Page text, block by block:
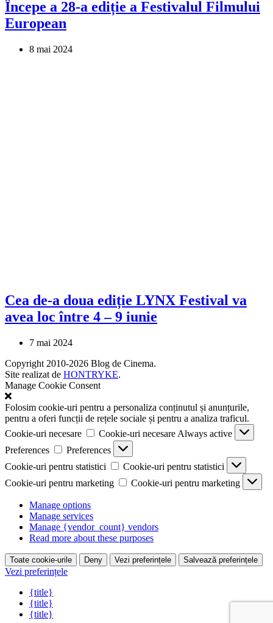
Începe a 28-a ediție a Festivalul Filmului
European
8 mai 2024
Cea de-a doua ediție LYNX Festival va
avea loc între 4 – 9 iunie
7 mai 2024
Copyright 2010-2026 Blog de Cinema.
Site realizat de HONTRYKE.
Manage Cookie Consent
Folosim cookie-uri pentru a personaliza conținutul și anunțurile,
pentru a oferi funcții de rețele sociale și pentru a analiza traficul.
Cookie-uri necesare
Cookie-uri necesare Always active
Preferences
Preferences
Cookie-uri pentru statistici
Cookie-uri pentru statistici
Cookie-uri pentru marketing
Cookie-uri pentru marketing
Manage options
Manage services
Manage {vendor_count} vendors
Read more about these purposes
Toate cookie-urile Deny Vezi preferințele Salvează preferințele
Vezi preferințele
{title}
{title}
{title}